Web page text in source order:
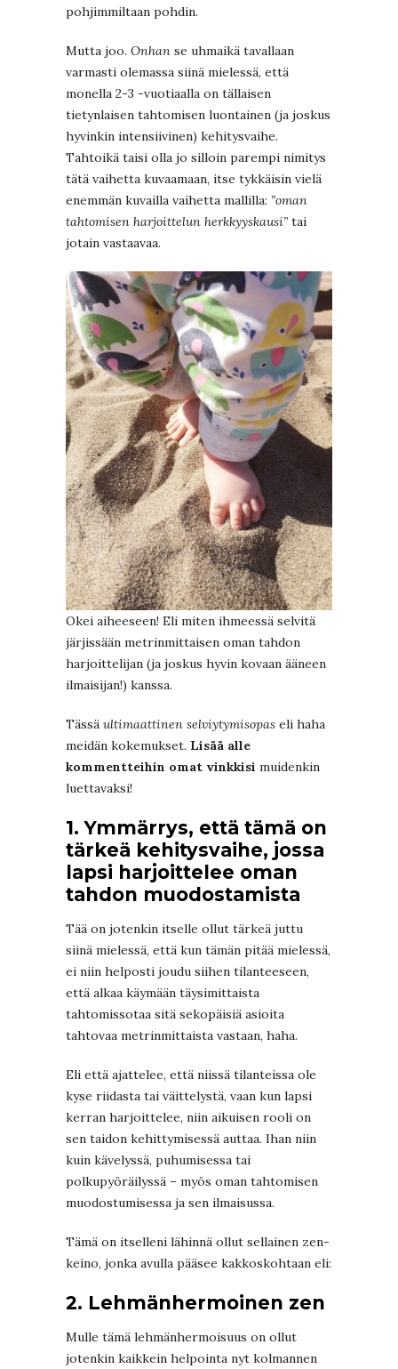
pohjimmiltaan pohdin.
Mutta joo. Onhan se uhmaikä tavallaan
varmasti olemassa siinä mielessä, että
monella 2-3 -vuotiaalla on tällaisen
tietynlaisen tahtomisen luontainen (ja joskus
hyvinkin intensiivinen) kehitysvaihe.
Tahtoikä taisi olla jo silloin parempi nimitys
tätä vaihetta kuvaamaan, itse tykkäisin vielä
enemmän kuvailla vaihetta mallilla: ”oman
tahtomisen harjoittelun herkkyyskausi” tai
jotain vastaavaa.
Okei aiheeseen! Eli miten ihmeessä selvitä
järjissään metrinmittaisen oman tahdon
harjoittelijan (ja joskus hyvin kovaan ääneen
ilmaisijan!) kanssa.
Tässä ultimaattinen selviytymisopas eli haha
meidän kokemukset. Lisää alle
kommentteihin omat vinkkisi muidenkin
luettavaksi!
1. Ymmärrys, että tämä on
tärkeä kehitysvaihe, jossa
lapsi harjoittelee oman
tahdon muodostamista
Tää on jotenkin itselle ollut tärkeä juttu
siinä mielessä, että kun tämän pitää mielessä,
ei niin helposti joudu siihen tilanteeseen,
että alkaa käymään täysimittaista
tahtomissotaa sitä sekopäisiä asioita
tahtovaa metrinmittaista vastaan, haha.
Eli että ajattelee, että niissä tilanteissa ole
kyse riidasta tai väittelystä, vaan kun lapsi
kerran harjoittelee, niin aikuisen rooli on
sen taidon kehittymisessä auttaa. Ihan niin
kuin kävelyssä, puhumisessa tai
polkupyöräilyssä – myös oman tahtomisen
muodostumisessa ja sen ilmaisussa.
Tämä on itselleni lähinnä ollut sellainen zen-
keino, jonka avulla pääsee kakkoskohtaan eli:
2. Lehmänhermoinen zen
Mulle tämä lehmänhermoisuus on ollut
jotenkin kaikkein helpointa nyt kolmannen